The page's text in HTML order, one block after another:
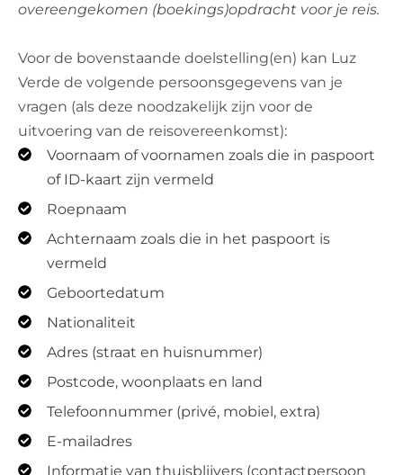
overeengekomen (boekings)opdracht voor je reis.
Voor de bovenstaande doelstelling(en) kan Luz
Verde de volgende persoonsgegevens van je
vragen (als deze noodzakelijk zijn voor de
uitvoering van de reisovereenkomst):
Voornaam of voornamen zoals die in paspoort
of ID-kaart zijn vermeld
Roepnaam
Achternaam zoals die in het paspoort is
vermeld
Geboortedatum
Nationaliteit
Adres (straat en huisnummer)
Postcode, woonplaats en land
Telefoonnummer (privé, mobiel, extra)
E-mailadres
Informatie van thuisblijvers (contactpersoon